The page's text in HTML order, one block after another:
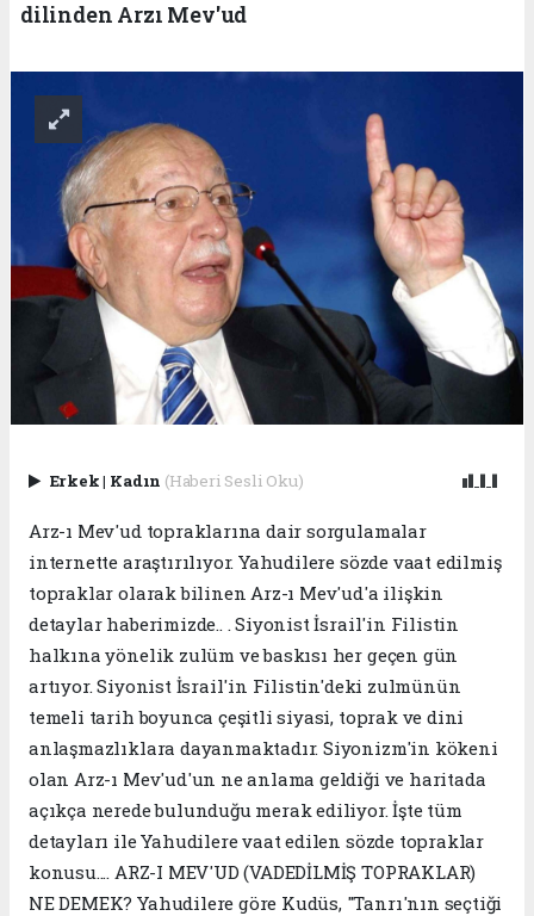
dilinden Arzı Mev'ud
Erkek| Kadın (Haberi Sesli Oku)
Arz-ı Mev'ud topraklarına dair sorgulamalar
internette araştırılıyor. Yahudilere sözde vaat edilmiş
topraklar olarak bilinen Arz-ı Mev'ud'a ilişkin
detaylar haberimizde.. . Siyonist İsrail'in Filistin
halkına yönelik zulüm ve baskısı her geçen gün
artıyor. Siyonist İsrail'in Filistin'deki zulmünün
temeli tarih boyunca çeşitli siyasi, toprak ve dini
anlaşmazlıklara dayanmaktadır. Siyonizm'in kökeni
olan Arz-ı Mev'ud'un ne anlama geldiği ve haritada
açıkça nerede bulunduğu merak ediliyor. İşte tüm
detayları ile Yahudilere vaat edilen sözde topraklar
konusu.... ARZ-I MEV'UD (VADEDİLMİŞ TOPRAKLAR)
NE DEMEK? Yahudilere göre Kudüs, "Tanrı'nın seçtiği